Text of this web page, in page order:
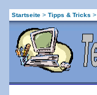
Startseite > Tipps & Tricks >